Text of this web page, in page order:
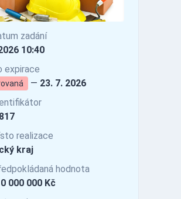
zadání
10:40
expirace
— 23. 7. 2026
realizace
kraj
hodnota
000 000 Kč